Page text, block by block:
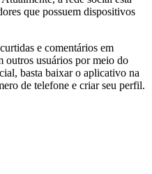
que possuem dispositivos
e comentários em
outros usuários por meio do
basta baixar o aplicativo na
de telefone e criar seu perfil.